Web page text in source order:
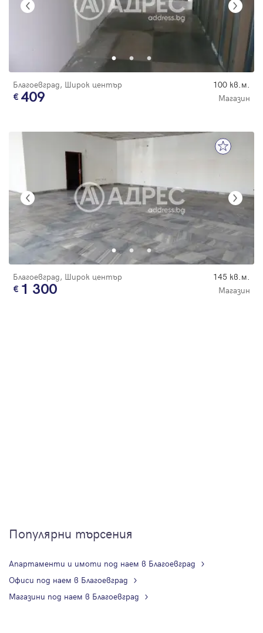
Благоевград, Широк център 100 кв.м.
409 Магазин
Благоевград, Широк център 145 кв.м.
1 300 Магазин
Популярни търсения
Апартаменти и имоти под наем в Благоевград
Офиси под наем в Благоевград
Магазини под наем в Благоевград